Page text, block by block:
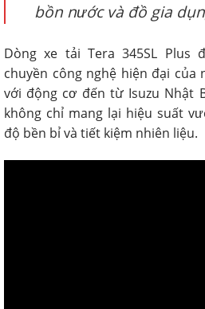
bồn nước và đồ gia
Dòng xe tải Tera 345SL Plus
chuyền công nghệ hiện đại của
với động cơ đến từ Isuzu Nhật
không chỉ mang lại hiệu suất
độ bền bỉ và tiết kiệm nhiên liệu.